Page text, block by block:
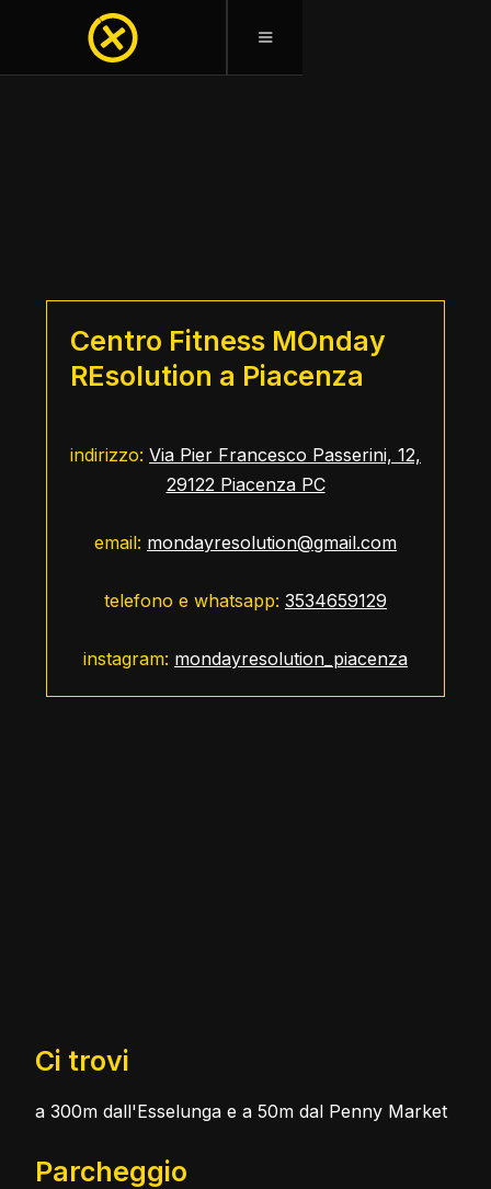
TROVARCI
Centro Fitness MOnday
REsolution a Piacenza
indirizzo: Via Pier Francesco Passerini, 12,
29122 Piacenza PC
email: mondayresolution@gmail.com
telefono e whatsapp: 3534659129
instagram: mondayresolution_piacenza
Ci trovi
a 300m dall'Esselunga e a 50m dal Penny Market
Parcheggio